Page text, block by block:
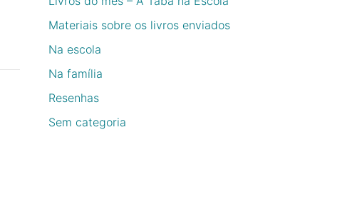
Materiais sobre os livros enviados
Na escola
Na família
Resenhas
Sem categoria